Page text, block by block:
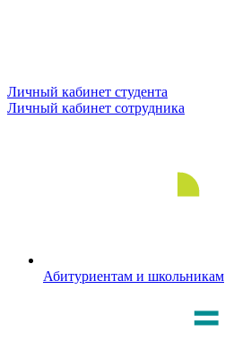
Личный кабинет студента
Личный кабинет сотрудника
Абитуриентам и школьникам